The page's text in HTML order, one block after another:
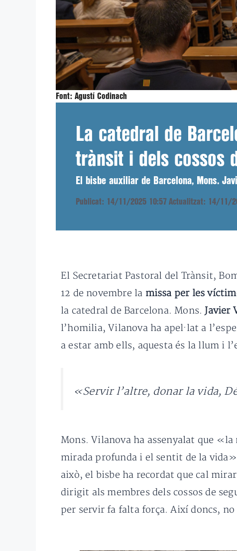
Font: Agustí Codinach
La catedral de
trànsit i dels cossos
El bisbe auxiliar de Barcelona, Mons.
Publicat: 14/11/2025 10:57 Actualitzat: 14/11/
El Secretariat Pastoral del Trànsit,
12 de novembre la missa per les
la catedral de Barcelona. Mons. Javier
l’homilia, Vilanova ha apel·lat a
a estar amb ells, aquesta és la llum i
«Servir l’altre, donar la vida,
Mons. Vilanova ha assenyalat que
mirada profunda i el sentit de la
això, el bisbe ha recordat que cal
dirigit als membres dels cossos de
per servir fa falta força. Així doncs,